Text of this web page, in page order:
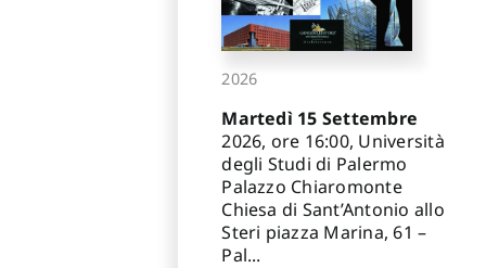
2026
Martedì 15 Settembre
2026, ore 16:00, Università
degli Studi di Palermo
Palazzo Chiaromonte
Chiesa di Sant’Antonio allo
Steri piazza Marina, 61 –
Pal...